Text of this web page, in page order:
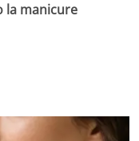
la manicure